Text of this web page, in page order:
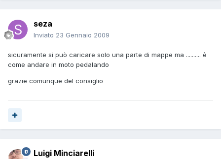
seza
Inviato 23 Gennaio 2009
sicuramente si può caricare solo una parte di mappe ma .......... è
come andare in moto pedalando
grazie comunque del consiglio
Luigi Minciarelli